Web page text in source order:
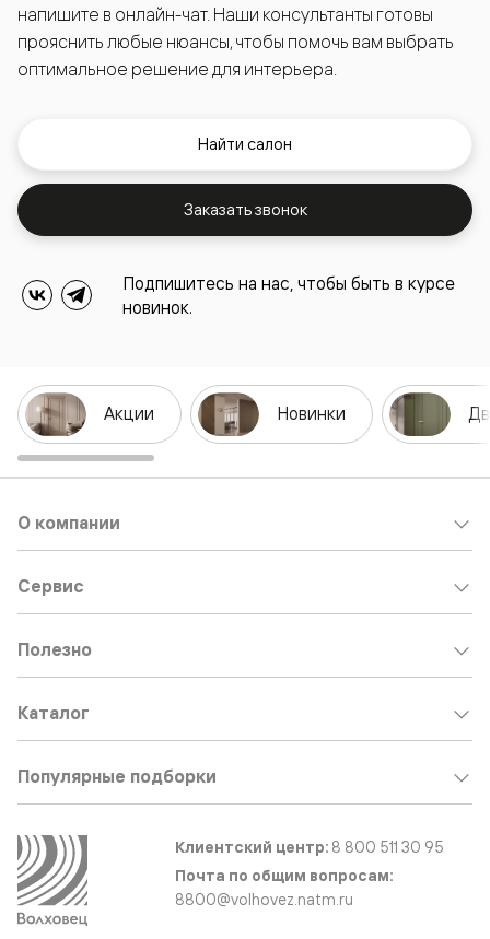
напишите в онлайн-чат. Наши консультанты готовы
прояснить любые нюансы, чтобы помочь вам выбрать
оптимальное решение для интерьера.
Найти салон
Заказать звонок
Подпишитесь на нас, чтобы быть в курсе
новинок.
Акции Новинки
О компании
Сервис
Полезно
Каталог
Популярные подборки
Клиентский центр: 8 800 511 30 95
Почта по общим вопросам:
8800@volhovez.natm.ru